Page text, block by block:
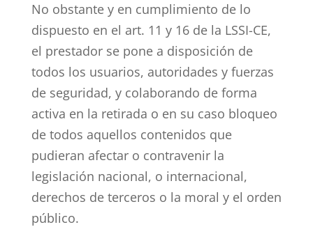
No obstante y en cumplimiento de lo
dispuesto en el art. 11 y 16 de la LSSI-CE,
el prestador se pone a disposición de
todos los usuarios, autoridades y fuerzas
de seguridad, y colaborando de forma
activa en la retirada o en su caso bloqueo
de todos aquellos contenidos que
pudieran afectar o contravenir la
legislación nacional, o internacional,
derechos de terceros o la moral y el orden
público.